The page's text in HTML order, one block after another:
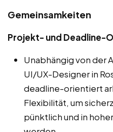
Gemeinsamkeiten
Projekt- und Deadline-
Unabhängig von der
UI/UX-Designer in
deadline-orientiert
Flexibilität, um
pünktlich und in